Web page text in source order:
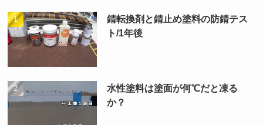
錆転換剤と錆止め塗料の防錆テス
ト/1年後
水性塗料は塗面が何℃だと凍る
か？